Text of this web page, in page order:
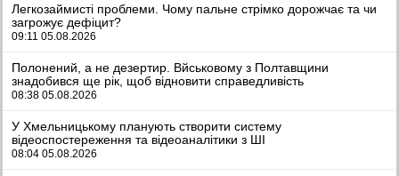
Легкозаймисті проблеми. Чому пальне стрімко дорожчає та чи
загрожує дефіцит?
09:11 05.08.2026
Полонений, а не дезертир. Вйськовому з Полтавщини
знадобився ще рік, щоб відновити справедливість
08:38 05.08.2026
У Хмельницькому планують створити систему
відеоспостереження та відеоаналітики з ШІ
08:04 05.08.2026